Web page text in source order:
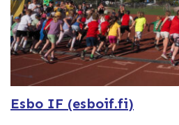
Esbo IF (esboif.fi)